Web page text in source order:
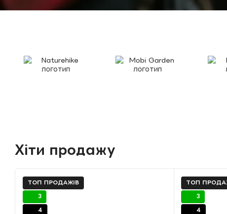
Хіти продажу
ТОП ПРОДАЖІВ
3
4
ТОП
3
4